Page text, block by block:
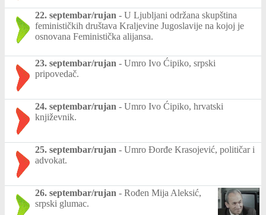
22. septembar/rujan - U Ljubljani održana skupština
feminističkih društava Kraljevine Jugoslavije na kojoj je
osnovana Feministička alijansa.
23. septembar/rujan - Umro Ivo Ćipiko, srpski
pripovedač.
24. septembar/rujan - Umro Ivo Ćipiko, hrvatski
književnik.
25. septembar/rujan - Umro Đorđe Krasojević, političar i
advokat.
26. septembar/rujan - Rođen Mija Aleksić,
srpski glumac.